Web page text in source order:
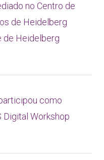
no Centro de
de Heidelberg
de Heidelberg
como
Workshop